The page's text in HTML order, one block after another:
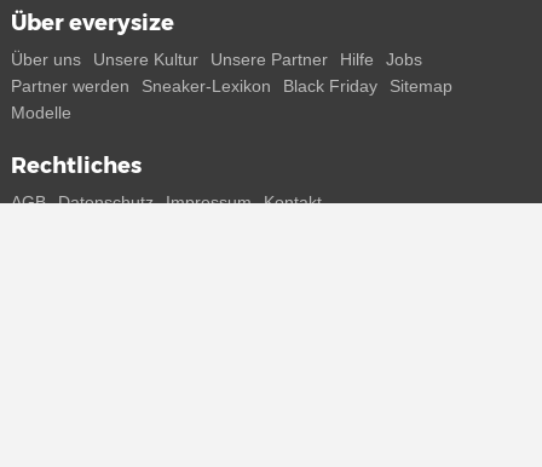
Über everysize
Über uns Unsere Kultur Unsere Partner Hilfe
Jobs
Partner werden
Sneaker-Lexikon Black Friday
Sitemap
Modelle
Rechtliches
AGB Datenschutz Impressum Kontakt